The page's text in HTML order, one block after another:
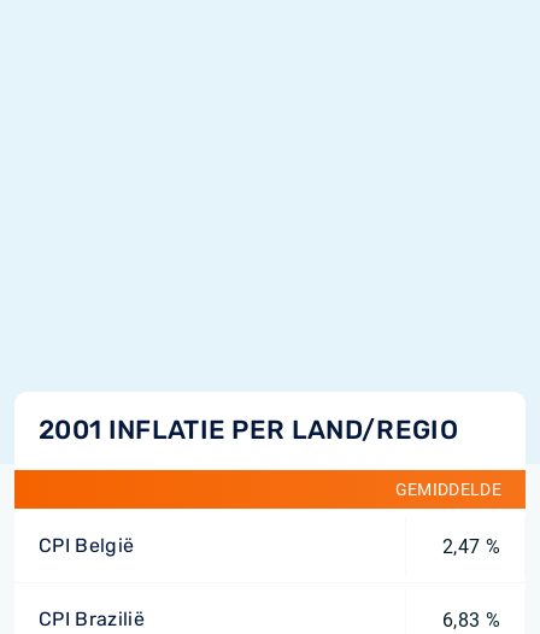
2001 INFLATIE PER LAND/REGIO
GEMIDDELDE
CPI België 2,47 %
CPI Brazilië 6,83 %